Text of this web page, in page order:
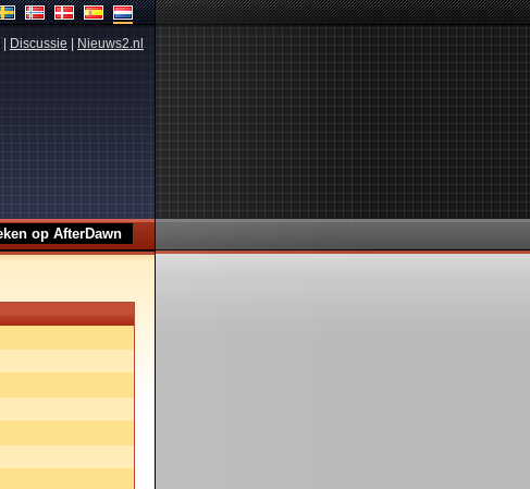
Discussie Nieuws2.nl